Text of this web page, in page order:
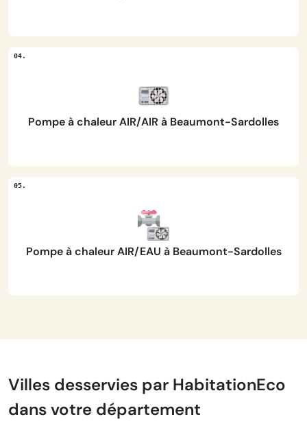
Pompe à chaleur AIR/AIR à Beaumont-Sardolles
Pompe à chaleur AIR/EAU à Beaumont-Sardolles
Villes desservies par HabitationEco
dans votre département